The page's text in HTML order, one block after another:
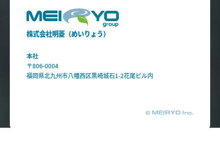
株式会社明菱（めいりょう）
本社
〒806-0004
福岡県北九州市八幡西区黒崎城石1-2花尾ビル内
© MEIRYO Inc.